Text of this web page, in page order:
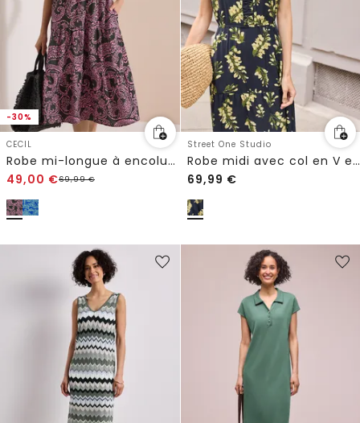
-30%
CECIL
Robe mi-longue à encolure en V et imprimé
49,00 €69,99€
Street One Studio
Robe midi avec col en V et volants
69,99 €